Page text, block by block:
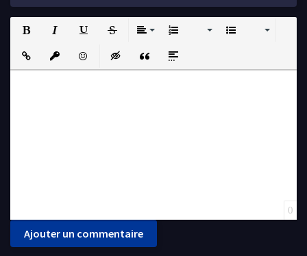
Insert LinkInsert protected link
EmoticonsInsert hidden text
Insert QuoteInsert spoiler
0
Ajouter un commentaire